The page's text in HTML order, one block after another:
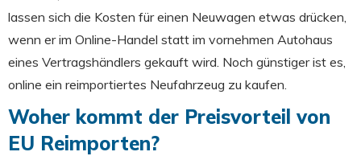
lassen sich die Kosten für einen Neuwagen etwas drücken,
wenn er im Online-Handel statt im vornehmen Autohaus
eines Vertragshändlers gekauft wird. Noch günstiger ist es,
online ein reimportiertes Neufahrzeug zu kaufen.
Woher kommt der Preisvorteil von
EU Reimporten?